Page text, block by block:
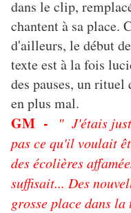
dans le clip,
chantent à sa place.
d'ailleurs, le début
texte est à la fois
des pauses, un rituel
en plus mal.
GM -
" J'étais
pas ce qu'il voulait
des écolières
suffisait... Des
grosse place dans